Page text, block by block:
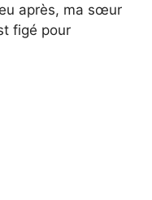
après, ma sœur
figé pour